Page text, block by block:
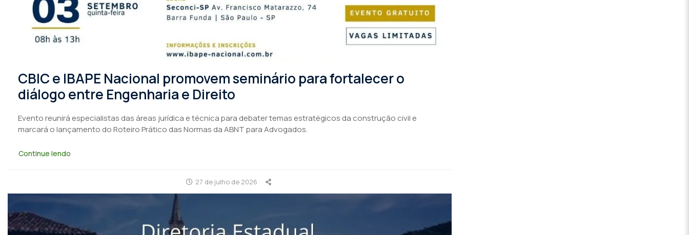
CBIC e IBAPE Nacional promovem seminário para fortalecer o
diálogo entre Engenharia e Direito
Evento reunirá especialistas das áreas jurídica e técnica para debater temas estratégicos da construção civil e
marcará o lançamento do Roteiro Prático das Normas da ABNT para Advogados.
Continue lendo
27 de julho de 2026